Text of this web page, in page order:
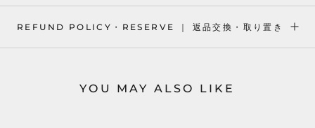
REFUND POLICY・RESERVE ｜ 返品交換・取り置き
YOU MAY ALSO LIKE